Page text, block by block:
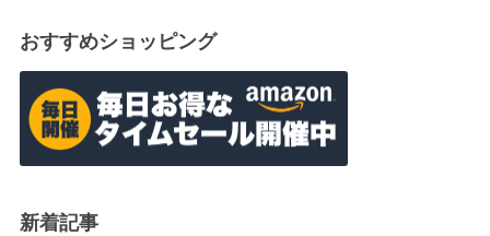
おすすめショッピング
新着記事